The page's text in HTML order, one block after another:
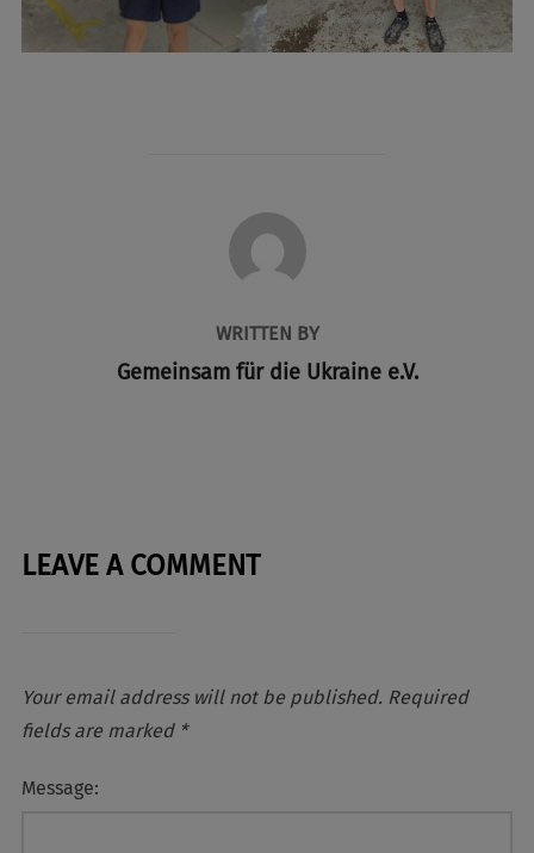
POST AUTHOR
WRITTEN BY
Gemeinsam für die Ukraine e.V.
LEAVE A COMMENT
Your email address will not be published. Required
fields are marked *
Message: